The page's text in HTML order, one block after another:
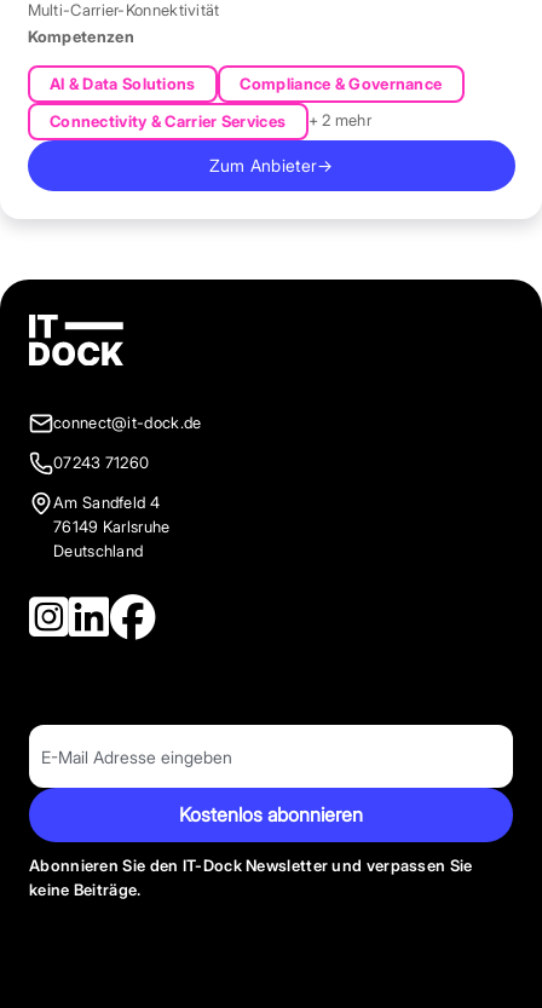
Multi-Carrier-Konnektivität
Kompetenzen
AI & Data Solutions
Compliance & Governance
Connectivity & Carrier Services
+ 2 mehr
Zum Anbieter→
connect@it-dock.de
07243 71260
Am Sandfeld 4
76149 Karlsruhe
Deutschland
Kostenlos abonnieren
Abonnieren Sie den IT-Dock Newsletter und verpassen Sie
keine Beiträge.